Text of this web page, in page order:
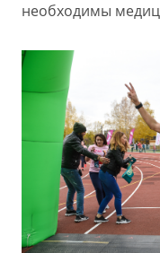
необходимы